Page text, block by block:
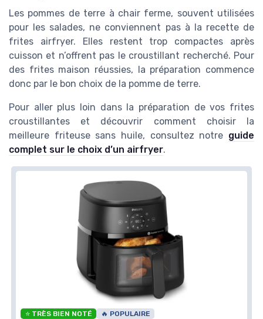
Les pommes de terre à chair ferme, souvent utilisées
pour les salades, ne conviennent pas à la recette de
frites airfryer. Elles restent trop compactes après
cuisson et n’offrent pas le croustillant recherché. Pour
des frites maison réussies, la préparation commence
donc par le bon choix de la pomme de terre.
Pour aller plus loin dans la préparation de vos frites
croustillantes et découvrir comment choisir la
meilleure friteuse sans huile, consultez notre guide
complet sur le choix d’un airfryer.
⭐ TRÈS BIEN NOTÉ 🔥 POPULAIRE